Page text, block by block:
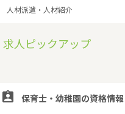
人材派遣・人材紹介
求人ピックアップ
 保育士・幼稚園の資格情報